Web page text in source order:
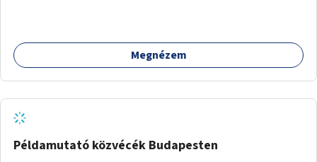
Megnézem
Példamutató közvécék Budapesten